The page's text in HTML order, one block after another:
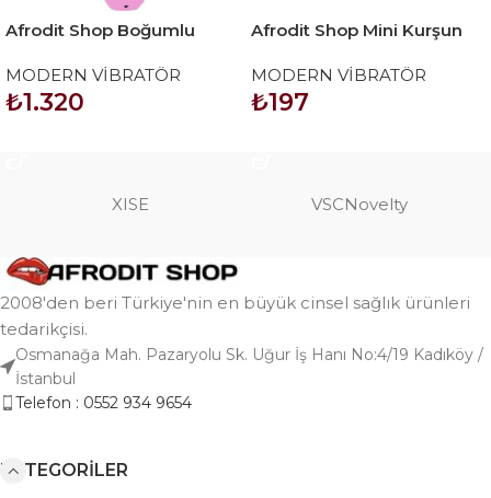
Afrodit Shop Boğumlu
MODERN VİBRATÖR
₺1.320
Afrodit Shop Mini Kurşun
MODERN VİBRATÖR
₺197
XISE VSCNovelty
2008'den beri Türkiye'nin en büyük cinsel sağlık ürünleri
tedarikçisi.
Osmanağa Mah. Pazaryolu Sk. Uğur İş Hanı No:4/19 Kadıköy /
İstanbul
Telefon : 0552 934 9654
KATEGORILER